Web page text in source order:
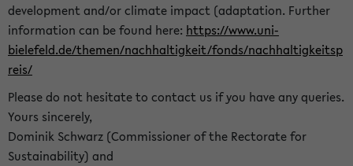
development and/or climate impact (adaptation. Further
information can be found here: https://www.uni-
bielefeld.de/themen/nachhaltigkeit/fonds/nachhaltigkeitsp
reis/
Please do not hesitate to contact us if you have any queries.
Yours sincerely,
Dominik Schwarz (Commissioner of the Rectorate for
Sustainability) and